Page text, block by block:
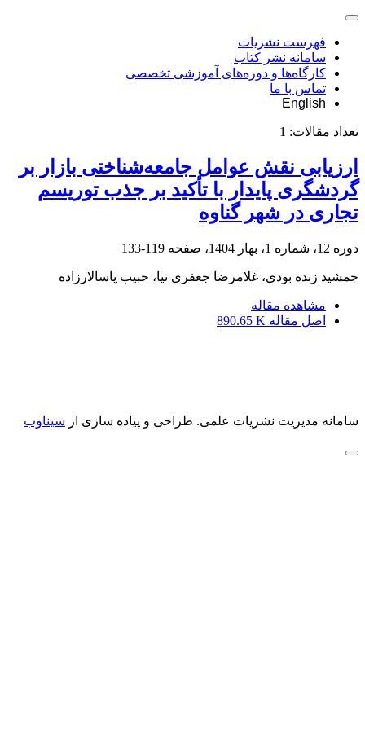
فهرست نشریات
سامانه نشر کتاب
کارگاه‌ها و دوره‌های آموزشی تخصصی
تماس با ما
English
تعداد مقالات: 1
ارزیابی نقش عوامل جامعه‌شناختی بازار بر
گردشگری پایدار با تأکید بر جذب توریسم
تجاری در شهر گناوه
دوره 12، شماره 1، بهار 1404، صفحه 119-133
جمشید زنده بودی، غلامرضا جعفری نیا، حبیب پاسالارزاده
مشاهده مقاله
اصل مقاله 890.65 K
سامانه مدیریت نشریات علمی. طراحی و پیاده سازی از سیناوب